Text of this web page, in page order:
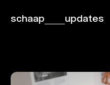
schaap updates